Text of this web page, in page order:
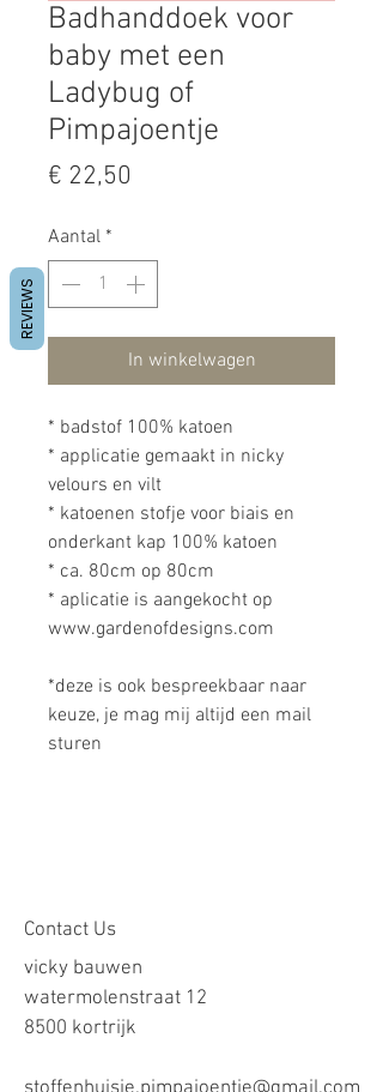
Badhanddoek voor
baby met een
Ladybug of
Pimpajoentje
€ 22,50
Aantal *
In winkelwagen
* badstof 100% katoen
* applicatie gemaakt in nicky
velours en vilt
* katoenen stofje voor biais en
onderkant kap 100% katoen
* ca. 80cm op 80cm
* aplicatie is aangekocht op
www.gardenofdesigns.com
*deze is ook bespreekbaar naar
keuze, je mag mij altijd een mail
sturen
Contact Us
vicky bauwen
watermolenstraat 12
8500 kortrijk
REVIEWS